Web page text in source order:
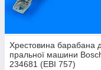
Хрестовина барабана
пральної машини
234681 (EBI 757)